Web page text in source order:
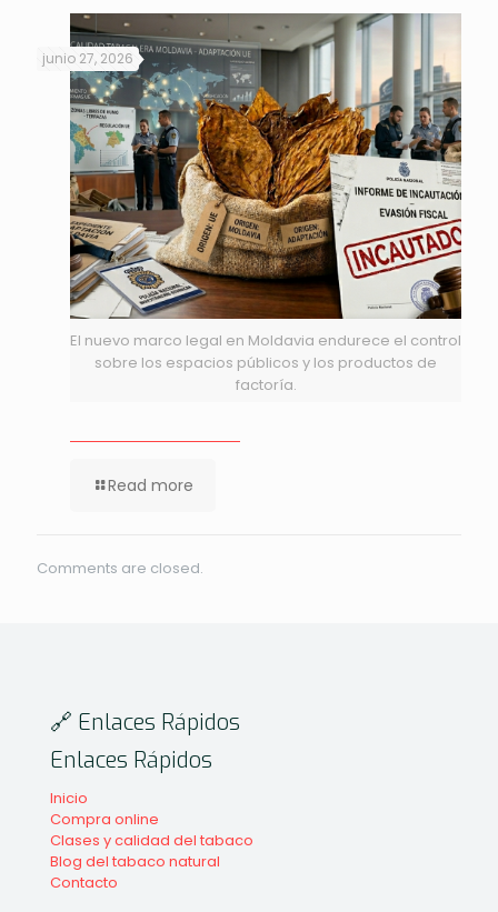
El nuevo marco legal en Moldavia endurece el control
sobre los espacios públicos y los productos de
factoría.
junio 27, 2026
Read more
Comments are closed.
🔗 Enlaces Rápidos
Enlaces Rápidos
Inicio
Compra online
Clases y calidad del tabaco
Blog del tabaco natural
Contacto